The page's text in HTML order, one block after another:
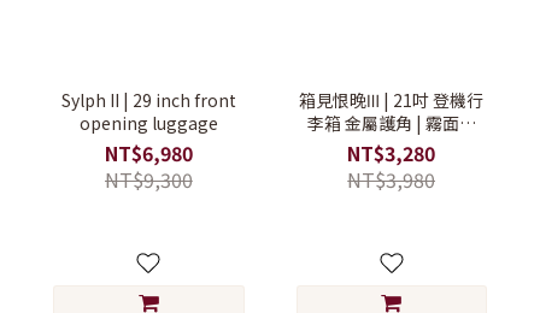
Sylph II | 29 inch front
opening luggage
NT$6,980
NT$9,300
箱見恨晚Ⅲ | 21吋 登機行
李箱 金屬護角 | 霧面款
【登機行李箱/旅行箱/硬殼
行李箱】
NT$3,280
NT$3,980